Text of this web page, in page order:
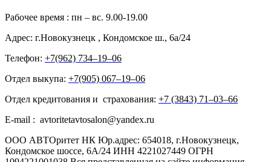
Рабочее время : пн – вс. 9.00-19.00
Адрес: г.Новокузнецк , Кондомское ш., 6а/24
Телефон: +7(962) 734‒19‒06
Отдел выкупа: +7(905) 067‒19‒06
Отдел кредитования и страхования: +7 (3843) 71‒03‒66
E-mail : avtoritetavtosalon@yandex.ru
ООО АВТОритет НК Юр.адрес: 654018, г.Новокузнецк,
Кондомское шоссе, 6А/24 ИНН 4221027449 ОГРН